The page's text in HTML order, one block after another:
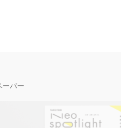
ーパー